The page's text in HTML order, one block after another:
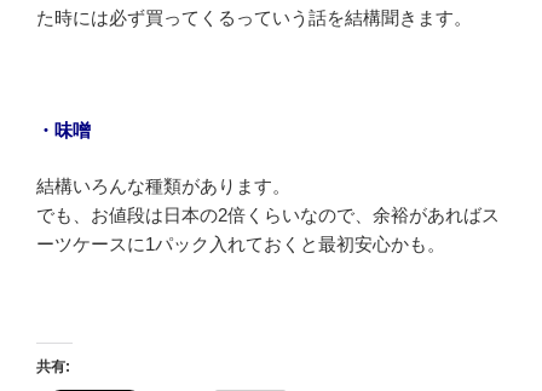
た時には必ず買ってくるっていう話を結構聞きます。
・味噌
結構いろんな種類があります。
でも、お値段は日本の2倍くらいなので、余裕があればス
ーツケースに1パック入れておくと最初安心かも。
共有: